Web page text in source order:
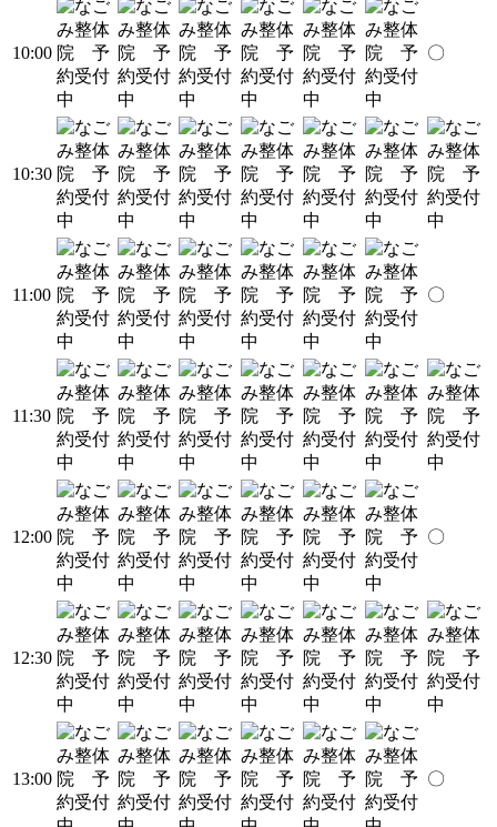
10:00 〇
10:30
11:00 〇
11:30
12:00 〇
12:30
13:00 〇